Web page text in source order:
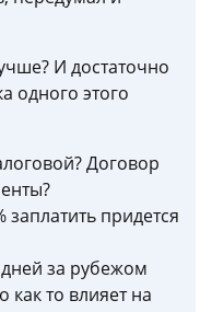
И достаточно
одного этого
Договор
придется
за рубежом
как то влияет на